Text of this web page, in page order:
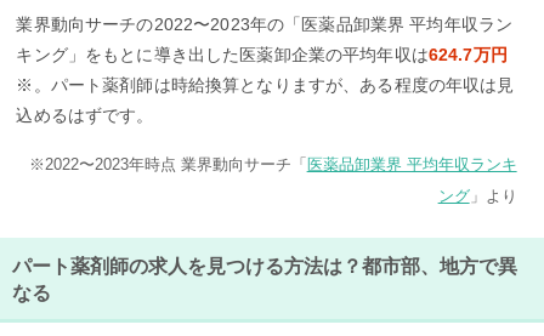
業界動向サーチの2022〜2023年の「医薬品卸業界 平均年収ラン
キング」をもとに導き出した医薬卸企業の平均年収は624.7万円
※。パート薬剤師は時給換算となりますが、ある程度の年収は見
込めるはずです。
※2022〜2023年時点 業界動向サーチ「 医薬品卸業界 平均年収ランキ
ング」より
パート薬剤師の求人を見つける方法は？都市部、地方で異
なる